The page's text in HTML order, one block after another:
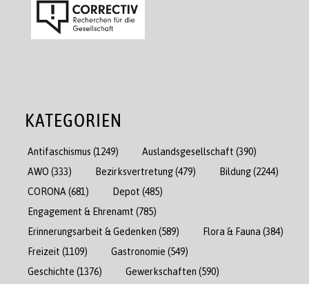
KATEGORIEN
Antifaschismus (1249) Auslandsgesellschaft (390)
AWO (333) Bezirksvertretung(479) Bildung(2244)
CORONA (681) Depot (485)
Engagement & Ehrenamt (785)
Erinnerungsarbeit & Gedenken (589) Flora & Fauna (384)
Freizeit (1109) Gastronomie (549)
Geschichte (1376) Gewerkschaften (590)